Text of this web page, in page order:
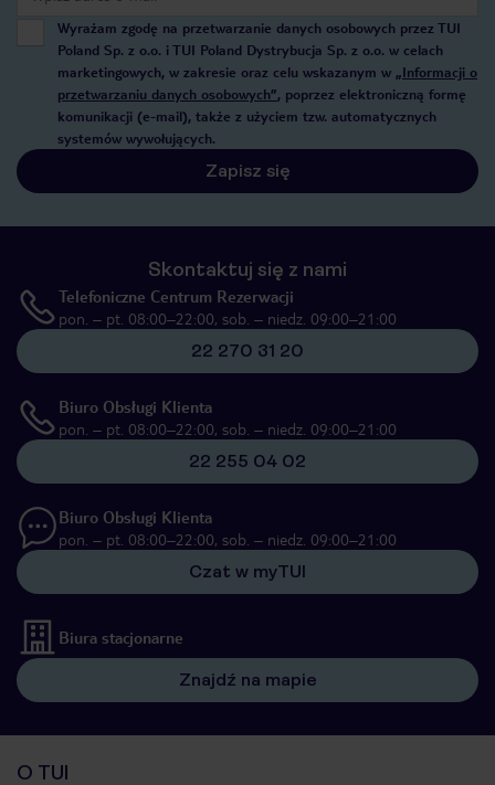
Wyrażam zgodę na przetwarzanie danych osobowych przez TUI
Poland Sp. z o.o. i TUI Poland Dystrybucja Sp. z o.o. w celach
marketingowych, w zakresie oraz celu wskazanym w „Informacji o
przetwarzaniu danych osobowych”, poprzez elektroniczną formę
komunikacji (e-mail), także z użyciem tzw. automatycznych
systemów wywołujących.
Zapisz się
Skontaktuj się z nami
Telefoniczne Centrum Rezerwacji
pon. – pt. 08:00–22:00, sob. – niedz. 09:00–21:00
22 270 31 20
Biuro Obsługi Klienta
pon. – pt. 08:00–22:00, sob. – niedz. 09:00–21:00
22 255 04 02
Biuro Obsługi Klienta
pon. – pt. 08:00–22:00, sob. – niedz. 09:00–21:00
Czat w myTUI
Biura stacjonarne
Znajdź na mapie
O TUI